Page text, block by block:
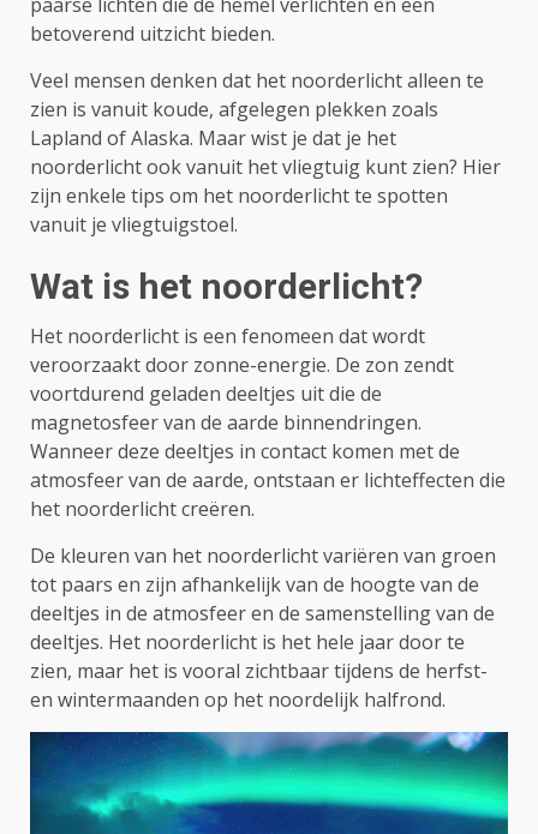
betoverend uitzicht bieden.
Veel mensen denken dat het noorderlicht alleen te
zien is vanuit koude, afgelegen plekken zoals
Lapland of Alaska. Maar wist je dat je het
noorderlicht ook vanuit het vliegtuig kunt zien? Hier
zijn enkele tips om het noorderlicht te spotten
vanuit je vliegtuigstoel.
Wat is het noorderlicht?
Het noorderlicht is een fenomeen dat wordt
veroorzaakt door zonne-energie. De zon zendt
voortdurend geladen deeltjes uit die de
magnetosfeer van de aarde binnendringen.
Wanneer deze deeltjes in contact komen met de
atmosfeer van de aarde, ontstaan er lichteffecten die
het noorderlicht creëren.
De kleuren van het noorderlicht variëren van groen
tot paars en zijn afhankelijk van de hoogte van de
deeltjes in de atmosfeer en de samenstelling van de
deeltjes. Het noorderlicht is het hele jaar door te
zien, maar het is vooral zichtbaar tijdens de herfst-
en wintermaanden op het noordelijk halfrond.